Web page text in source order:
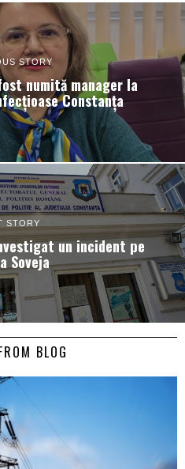
STORY
numită manager la
Constanța
STORY
un incident pe
Soveja
BLOG